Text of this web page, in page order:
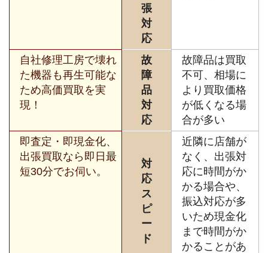
張
対
応
自社修理工房で壊れ
た機器も再生可能な
ため高価買取を実
現！
故
障
品
対
応
故障品は買取
不可、相場に
より買取価格
が低くなる場
合が多い
即査定・即現金化、
出張買取なら即日最
短30分でお伺い。
対
応
ス
ピ
ー
ド
近隣に店舗が
なく、出張対
応に時間がか
かる場合や、
振込対応が多
いため現金化
まで時間がか
かることがあ